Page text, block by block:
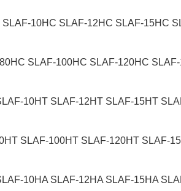
10HC SLAF-12HC SLAF-15HC
SLAF-100HC SLAF-120HC
10HT SLAF-12HT SLAF-15HT
SLAF-100HT SLAF-120HT SLAF-
10HA SLAF-12HA SLAF-15HA